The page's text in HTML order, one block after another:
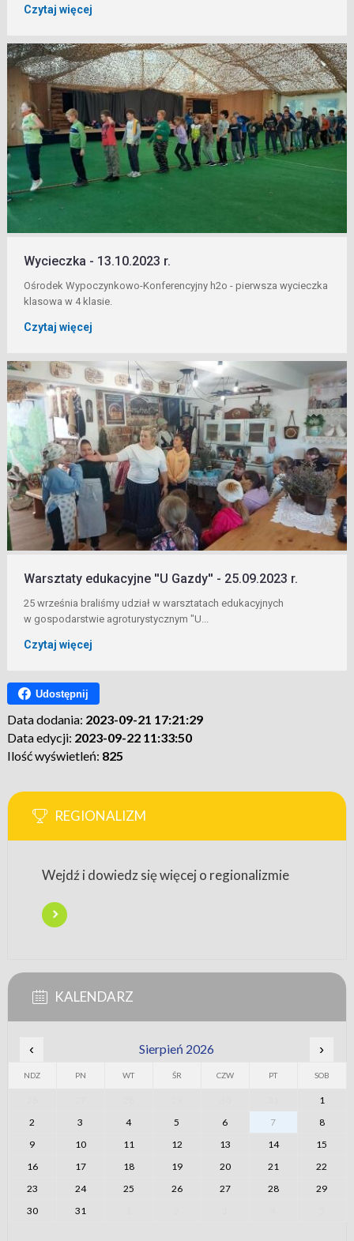
Czytaj więcej
Wycieczka - 13.10.2023 r.
Ośrodek Wypoczynkowo-Konferencyjny h2o - pierwsza wycieczka
klasowa w 4 klasie.
Czytaj więcej
Warsztaty edukacyjne ''U Gazdy'' - 25.09.2023 r.
25 września braliśmy udział w warsztatach edukacyjnych
w gospodarstwie agroturystycznym "U...
Czytaj więcej
Udostępnij
Data dodania: 2023-09-21 17:21:29
Data edycji: 2023-09-22 11:33:50
Ilość wyświetleń: 825
REGIONALIZM
Wejdź i dowiedz się więcej o regionalizmie
KALENDARZ
‹ Sierpień 2026 ›
NDZ PN WT ŚR CZW PT SOB
1
2
3 4 5 6 7
8
9
10 11 12 13 14
15
16
17 18 19 20 21
22
23
24 25 26 27 28
29
30
31